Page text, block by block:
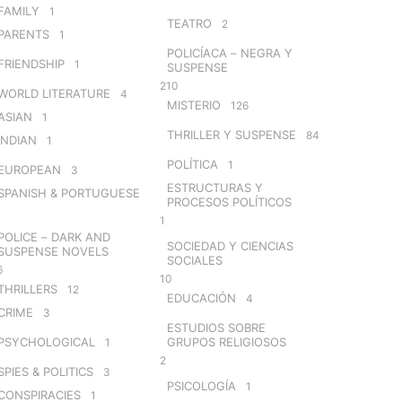
1
1
1
LITERATURE 4
1
1
3
& PORTUGUESE
– DARK AND
NOVELS
12
3
1
& POLITICS 3
1
TEATRO 2
POLICÍACA – NEGRA Y
SUSPENSE
210
MISTERIO 126
THRILLER Y SUSPENSE 84
POLÍTICA 1
ESTRUCTURAS Y
PROCESOS POLÍTICOS
1
SOCIEDAD Y CIENCIAS
SOCIALES
10
EDUCACIÓN 4
ESTUDIOS SOBRE
GRUPOS RELIGIOSOS
2
PSICOLOGÍA 1